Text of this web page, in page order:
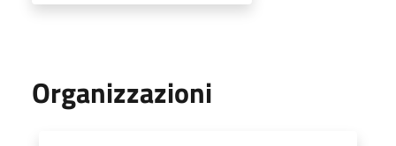
Organizzazioni